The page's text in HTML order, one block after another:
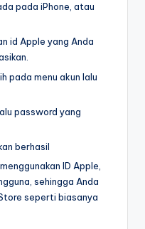
pada iPhone, atau
id Apple yang Anda
pada menu akun lalu
password yang
berhasil
ID Apple,
sehingga Anda
seperti biasanya